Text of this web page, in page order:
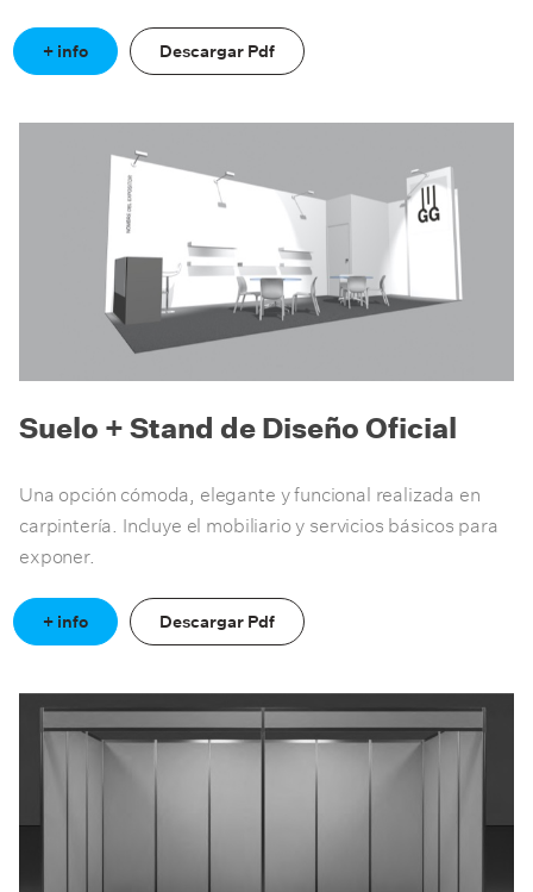
+ info Descargar Pdf
Suelo + Stand de Diseño Oficial
Una opción cómoda, elegante y funcional realizada en
carpintería. Incluye el mobiliario y servicios básicos para
exponer.
+ info Descargar Pdf